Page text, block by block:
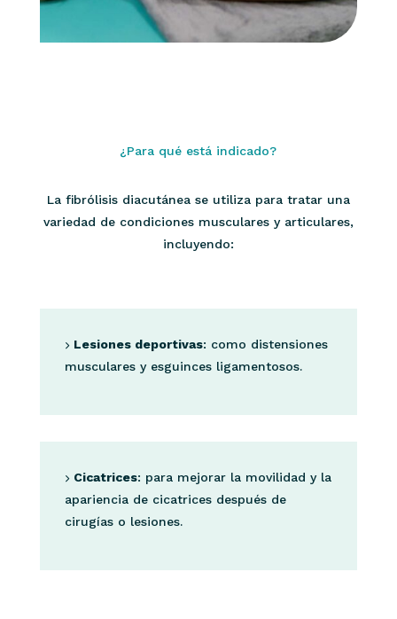
¿Para qué está indicado?
La fibrólisis diacutánea se utiliza para tratar una
variedad de condiciones musculares y articulares,
incluyendo:
Lesiones deportivas: como distensiones
musculares y esguinces ligamentosos.
Cicatrices: para mejorar la movilidad y la
apariencia de cicatrices después de
cirugías o lesiones.